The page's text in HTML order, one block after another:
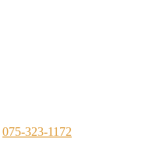
075-323-1172